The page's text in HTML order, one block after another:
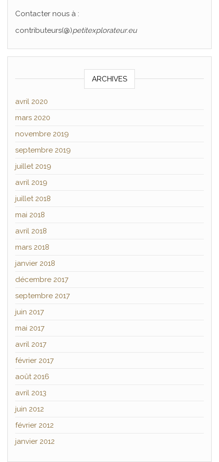
Contacter nous à :
contributeurs(@)petitexplorateur.eu
ARCHIVES
avril 2020
mars 2020
novembre 2019
septembre 2019
juillet 2019
avril 2019
juillet 2018
mai 2018
avril 2018
mars 2018
janvier 2018
décembre 2017
septembre 2017
juin 2017
mai 2017
avril 2017
février 2017
août 2016
avril 2013
juin 2012
février 2012
janvier 2012